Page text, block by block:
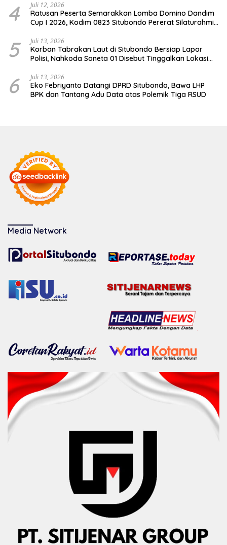
4 Juli 12, 2026
Ratusan Peserta Semarakkan Lomba Domino Dandim
Cup I 2026, Kodim 0823 Situbondo Pererat Silaturahmi
5 Juli 13, 2026
Korban Tabrakan Laut di Situbondo Bersiap Lapor
Polisi, Nahkoda Soneta 01 Disebut Tinggalkan Lokasi
6 Juli 13, 2026
Eko Febriyanto Datangi DPRD Situbondo, Bawa LHP
BPK dan Tantang Adu Data atas Polemik Tiga RSUD
Media Network